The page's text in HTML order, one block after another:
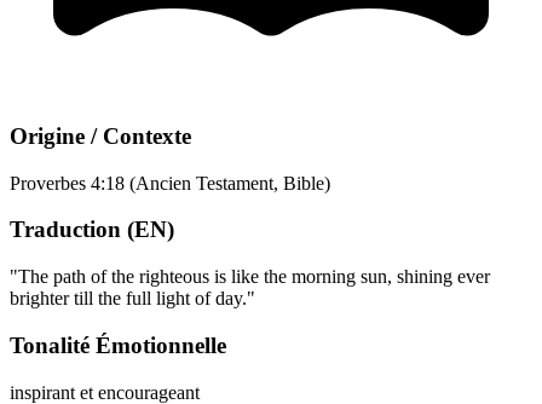
Origine / Contexte
Proverbes 4:18 (Ancien Testament, Bible)
Traduction (EN)
"The path of the righteous is like the morning sun, shining ever
brighter till the full light of day."
Tonalité Émotionnelle
inspirant et encourageant